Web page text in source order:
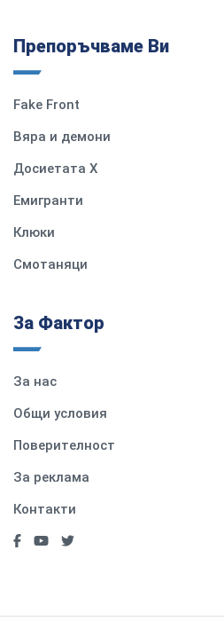
Препоръчваме Ви
Fake Front
Вяра и демони
Досиетата Х
Емигранти
Клюки
Смотаняци
За Фактор
За нас
Общи условия
Поверителност
За реклама
Контакти